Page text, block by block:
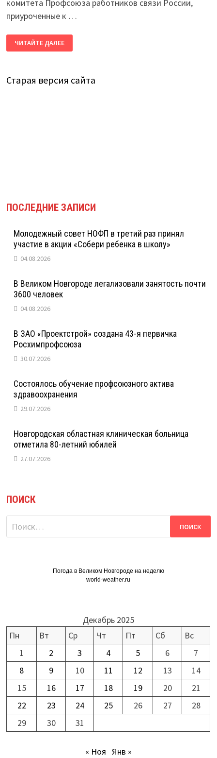
комитета Профсоюза работников связи России,
приуроченные к …
ЮБИЛЕЙНЫЙ
СЪЕЗД
ПРОФСОЮЗА
ЧИТАЙТЕ ДАЛЕЕ
Старая версия сайта
ПОСЛЕДНИЕ ЗАПИСИ
Молодежный совет НОФП в третий раз принял
участие в акции «Собери ребенка в школу»
04.08.2026
В Великом Новгороде легализовали занятость почти
3600 человек
04.08.2026
В ЗАО «Проектстрой» создана 43-я первичка
Росхимпрофсоюза
30.07.2026
Состоялось обучение профсоюзного актива
здравоохранения
29.07.2026
Новгородская областная клиническая больница
отметила 80-летний юбилей
27.07.2026
ПОИСК
Найти:
Погода в Великом Новгороде на неделю
world-weather.ru
Декабрь 2025
Пн
Вт Ср Чт Пт Сб
Вс
1
2 3 4 5 6
7
8
9 10 11 12 13
14
15
16 17 18 19 20
21
22
23 24 25 26 27
28
29
30 31
« Ноя Янв »